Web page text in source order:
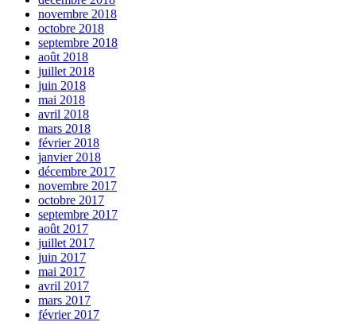
novembre 2018
octobre 2018
septembre 2018
août 2018
juillet 2018
juin 2018
mai 2018
avril 2018
mars 2018
février 2018
janvier 2018
décembre 2017
novembre 2017
octobre 2017
septembre 2017
août 2017
juillet 2017
juin 2017
mai 2017
avril 2017
mars 2017
février 2017